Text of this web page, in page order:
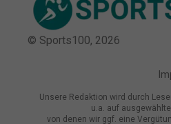
© Sports100, 2026
Unsere Redaktion wird durch
u.a. auf
von denen wir ggf. eine